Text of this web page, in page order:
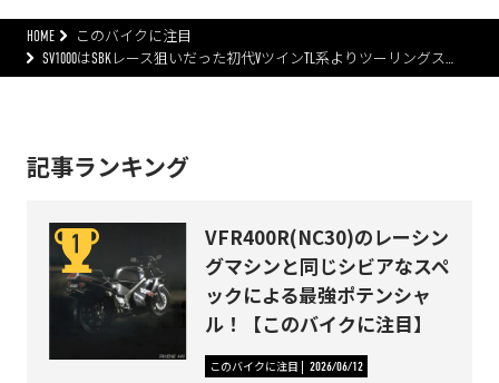
HOME
このバイクに注目
SV1000はSBKレース狙いだった初代VツインTL系よりツーリングス…
記事ランキング
VFR400R(NC30)のレーシン
グマシンと同じシビアなスペ
ックによる最強ポテンシャ
ル！【このバイクに注目】
このバイクに注目 2026/06/12